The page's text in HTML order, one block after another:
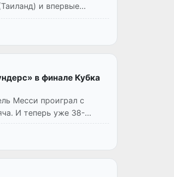
и впервые
в финале Кубка
Месси проиграл с
И теперь уже 38-